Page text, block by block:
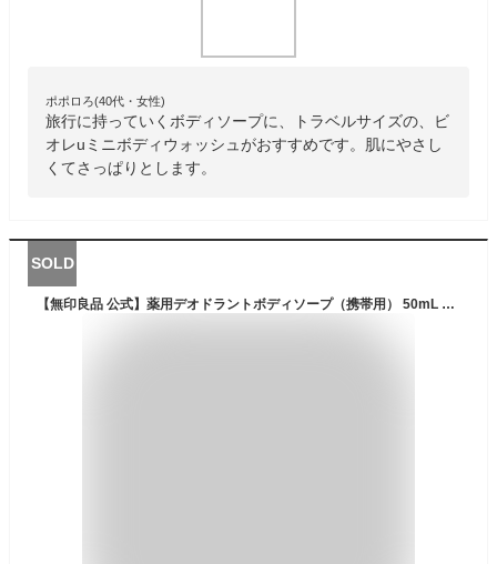
ポポロろ(40代・女性)
旅行に持っていくボディソープに、トラベルサイズの、ビ
オレuミニボディウォッシュがおすすめです。肌にやさし
くてさっぱりとします。
SOLD
【無印良品 公式】薬用デオドラントボディソープ（携帯用） 50mL トラベル 旅行